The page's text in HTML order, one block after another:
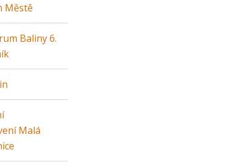
Městě
Baliny 6.
Malá